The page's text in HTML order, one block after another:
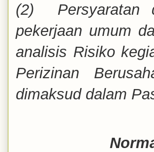
(2) Persyaratan
pekerjaan umum
analisis Risiko
Perizinan
dimaksud dalam